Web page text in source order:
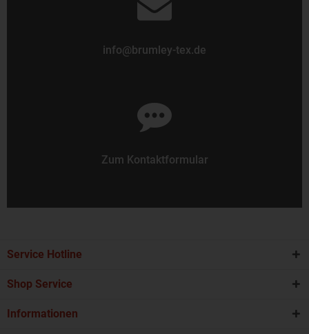
info@brumley-tex.de
Zum Kontaktformular
Service Hotline
Shop Service
Informationen